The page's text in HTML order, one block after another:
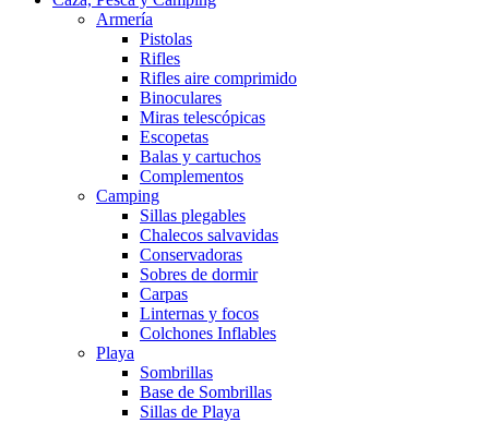
Armería
Pistolas
Rifles
Rifles aire comprimido
Binoculares
Miras telescópicas
Escopetas
Balas y cartuchos
Complementos
Camping
Sillas plegables
Chalecos salvavidas
Conservadoras
Sobres de dormir
Carpas
Linternas y focos
Colchones Inflables
Playa
Sombrillas
Base de Sombrillas
Sillas de Playa